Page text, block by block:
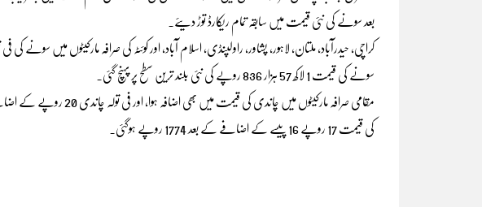
بعد سونے کی نئی قیمت میں سابقہ تمام ریکارڈ توڑ دیئے۔
سونے کی قیمت 1 لاکھ 57 ہزار 836 روپے کی نئی بلند ترین سطح پر پہنچ گئی۔
کی قیمت 17 روپے 16 پیسے کے اضافے کے بعد 1774 روپے ہوگئی۔